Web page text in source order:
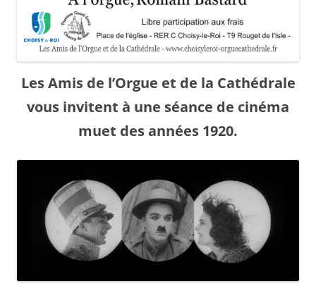
​Les Amis de l’Orgue et de la Cathédrale
vous invitent à une séance de cinéma
muet des années 1920.​